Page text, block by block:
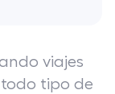
viajes
tipo de